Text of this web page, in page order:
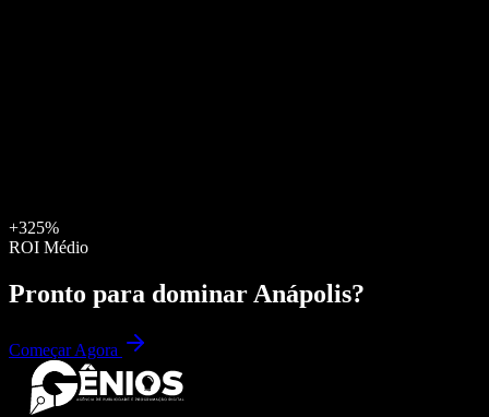
+325%
ROI Médio
Pronto para dominar Anápolis?
Começar Agora